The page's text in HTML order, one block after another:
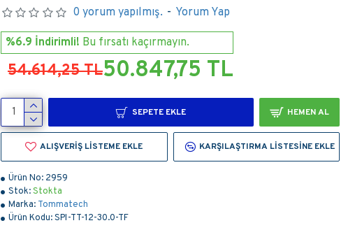
Ürün No: 2959
Stok:Stokta
Marka: Tommatech
Ürün Kodu:SPI-TT-12-30.0-TF
0 yorum yapılmış. - Yorum Yap
%6.9 İndirimli! Bu fırsatı kaçırmayın.
54.614,25 TL50.847,75 TL
SEPETE EKLE HEMEN AL
ALIŞVERIŞ LISTEME EKLE KARŞILAŞTIRMA LISTESINE EKLE